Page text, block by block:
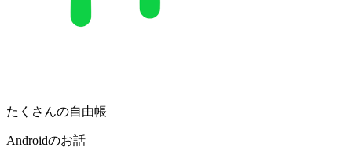
たくさんの自由帳
Androidのお話